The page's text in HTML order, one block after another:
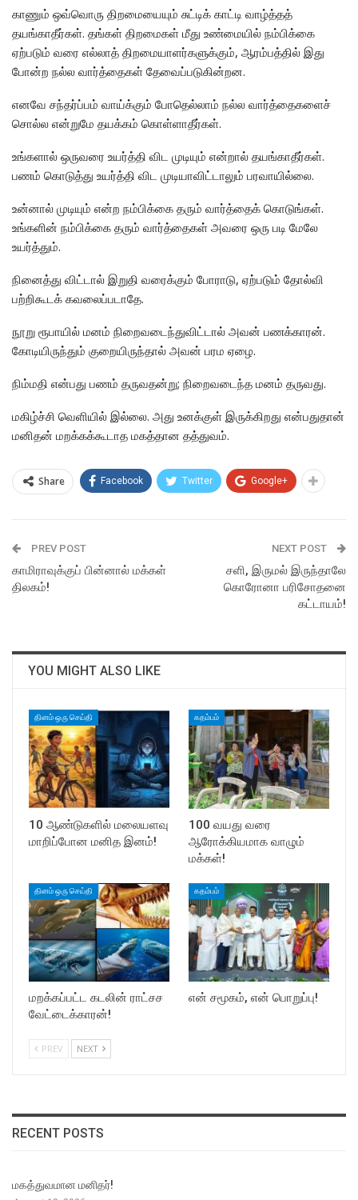
காணும் ஒவ்வொரு திறமையையும் சுட்டிக் காட்டி வாழ்த்தத்
தயங்காதீர்கள். தங்கள் திறமைகள் மீது உண்மையில் நம்பிக்கை
ஏற்படும் வரை எல்லாத் திறமையாளர்களுக்கும், ஆரம்பத்தில் இது
போன்ற நல்ல வார்த்தைகள் தேவைப்படுகின்றன.
எனவே சந்தர்ப்பம் வாய்க்கும் போதெல்லாம் நல்ல வார்த்தைகளைச்
சொல்ல என்றுமே தயக்கம் கொள்ளாதீர்கள்.
️உங்களால் ஒருவரை உயர்த்தி விட முடியும் என்றால் தயங்காதீர்கள்.
பணம் கொடுத்து உயர்த்தி விட முடியாவிட்டாலும் பரவாயில்லை.
உன்னால் முடியும் என்ற நம்பிக்கை தரும் வார்த்தைக் கொடுங்கள்.
உங்களின் நம்பிக்கை தரும் வார்த்தைகள் அவரை ஒரு படி மேலே
உயர்த்தும்.
நினைத்து விட்டால் இறுதி வரைக்கும் போராடு, ஏற்படும் தோல்வி
பற்றிகூடக் கவலைப்படாதே.
நூறு ரூபாயில் மனம் நிறைவடைந்துவிட்டால் அவன் பணக்காரன்.
கோடியிருந்தும் குறையிருந்தால் அவன் பரம ஏழை.
நிம்மதி என்பது பணம் தருவதன்று; நிறைவடைந்த மனம் தருவது.
மகிழ்ச்சி வெளியில் இல்லை. அது உனக்குள் இருக்கிறது என்பதுதான்
மனிதன் மறக்கக்கூடாத மகத்தான தத்துவம்.
Share Facebook Twitter Google+
PREV POST
காமிராவுக்குப் பின்னால் மக்கள்
திலகம்!
NEXT POST
சளி, இருமல் இருந்தாலே
கொரோனா பரிசோதனை
கட்டாயம்!
YOU MIGHT ALSO LIKE
தினம் ஒரு செய்தி
10 ஆண்டுகளில் மலையளவு
மாறிப்போன மனித இனம்!
கதம்பம்
100 வயது வரை
ஆரோக்கியமாக வாழும்
மக்கள்!
தினம் ஒரு செய்தி
மறக்கப்பட்ட கடலின் ராட்சச
வேட்டைக்காரன்!
கதம்பம்
என் சமூகம், என் பொறுப்பு!
PREV NEXT
RECENT POSTS
மகத்துவமான மனிதர்!